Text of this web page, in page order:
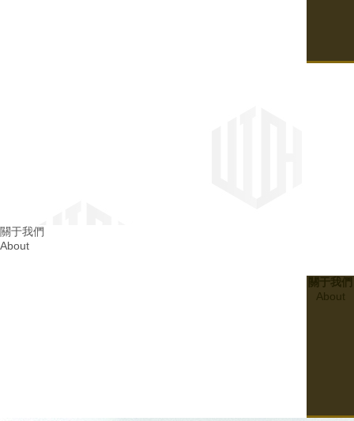
關于我們
About
關于我們
About